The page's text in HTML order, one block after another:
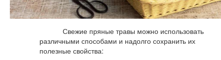
Свежие пряные травы можно использовать
различными способами и надолго сохранить их
полезные свойства: